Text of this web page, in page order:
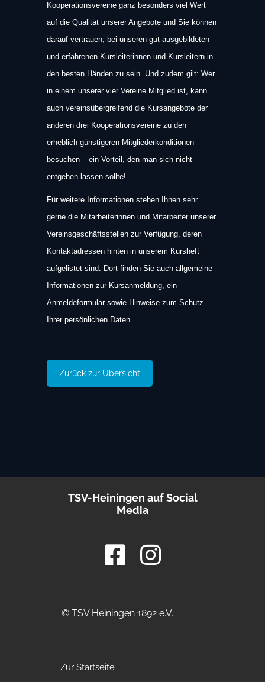
Kooperationsvereine ganz besonders viel Wert
auf die Qualität unserer Angebote und Sie können
darauf vertrauen, bei unseren gut aus­gebildeten
und erfahrenen Kursleiterinnen und Kursleitern in
den besten Händen zu sein. Und zudem gilt: Wer
in einem unserer vier Vereine Mitglied ist, kann
auch vereinsübergreifend die Kursangebote der
anderen drei Kooperationsvereine zu den
erheblich günstigeren Mitgliederkonditionen
besuchen – ein Vorteil, den man sich nicht
entgehen lassen sollte!
Für weitere Informationen stehen Ihnen sehr
gerne die Mitarbeiterinnen und Mitar­beiter unserer
Vereinsgeschäftsstellen zur Verfügung, deren
Kontaktadressen hin­ten in unserem Kursheft
aufgelistet sind. Dort finden Sie auch allgemeine
Informationen zur Kursanmeldung, ein
Anmeldeformular sowie Hinweise zum Schutz
Ihrer persönlichen Daten.
Zurück zur Übersicht
TSV-Heiningen auf Social
Media
© TSV Heiningen 1892 e.V.
Zur Startseite